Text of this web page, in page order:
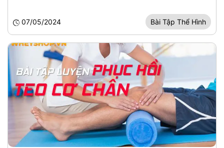
07/05/2024 Bài Tập Thể Hình